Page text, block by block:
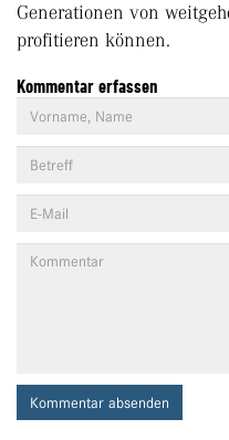
Generationen von
profitieren können.
Kommentar erfassen
Kommentar absenden